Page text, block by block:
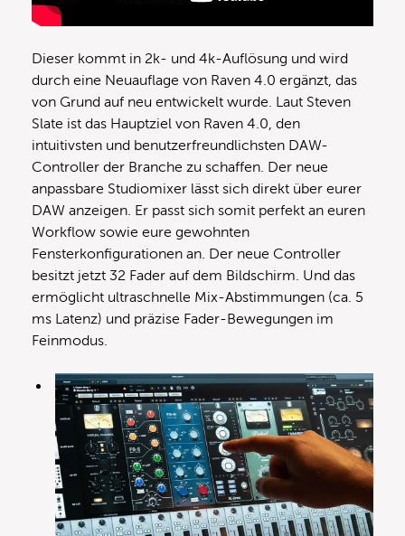
Dieser kommt in 2k- und 4k-Auflösung und wird
durch eine Neuauflage von Raven 4.0 ergänzt, das
von Grund auf neu entwickelt wurde. Laut Steven
Slate ist das Hauptziel von Raven 4.0, den
intuitivsten und benutzerfreundlichsten DAW-
Controller der Branche zu schaffen. Der neue
anpassbare Studiomixer lässt sich direkt über eurer
DAW anzeigen. Er passt sich somit perfekt an euren
Workflow sowie eure gewohnten
Fensterkonfigurationen an. Der neue Controller
besitzt jetzt 32 Fader auf dem Bildschirm. Und das
ermöglicht ultraschnelle Mix-Abstimmungen (ca. 5
ms Latenz) und präzise Fader-Bewegungen im
Feinmodus.